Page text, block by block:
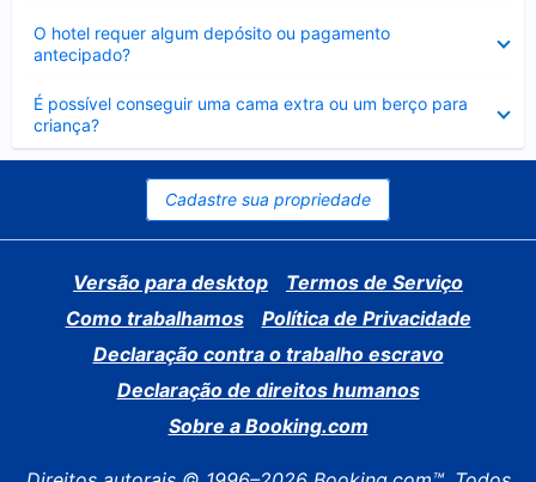
O hotel requer algum depósito ou pagamento
antecipado?
É possível conseguir uma cama extra ou um berço para
criança?
Contraído
Cadastre sua propriedade
Versão para desktop
Termos de Serviço
Como trabalhamos
Política de Privacidade
Declaração contra o trabalho escravo
Declaração de direitos humanos
Sobre a Booking.com